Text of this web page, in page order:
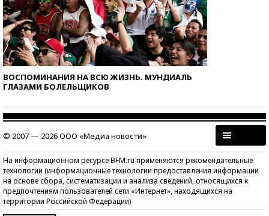
ВОСПОМИНАНИЯ НА ВСЮ ЖИЗНЬ. МУНДИАЛЬ
ГЛАЗАМИ БОЛЕЛЬЩИКОВ
© 2007 — 2026 ООО «Медиа новости»
На информационном ресурсе BFM.ru применяются рекомендательные
технологии (информационные технологии предоставления информации
на основе сбора, систематизации и анализа сведений, относящихся к
предпочтениям пользователей сети «Интернет», находящихся на
территории Российской Федерации)